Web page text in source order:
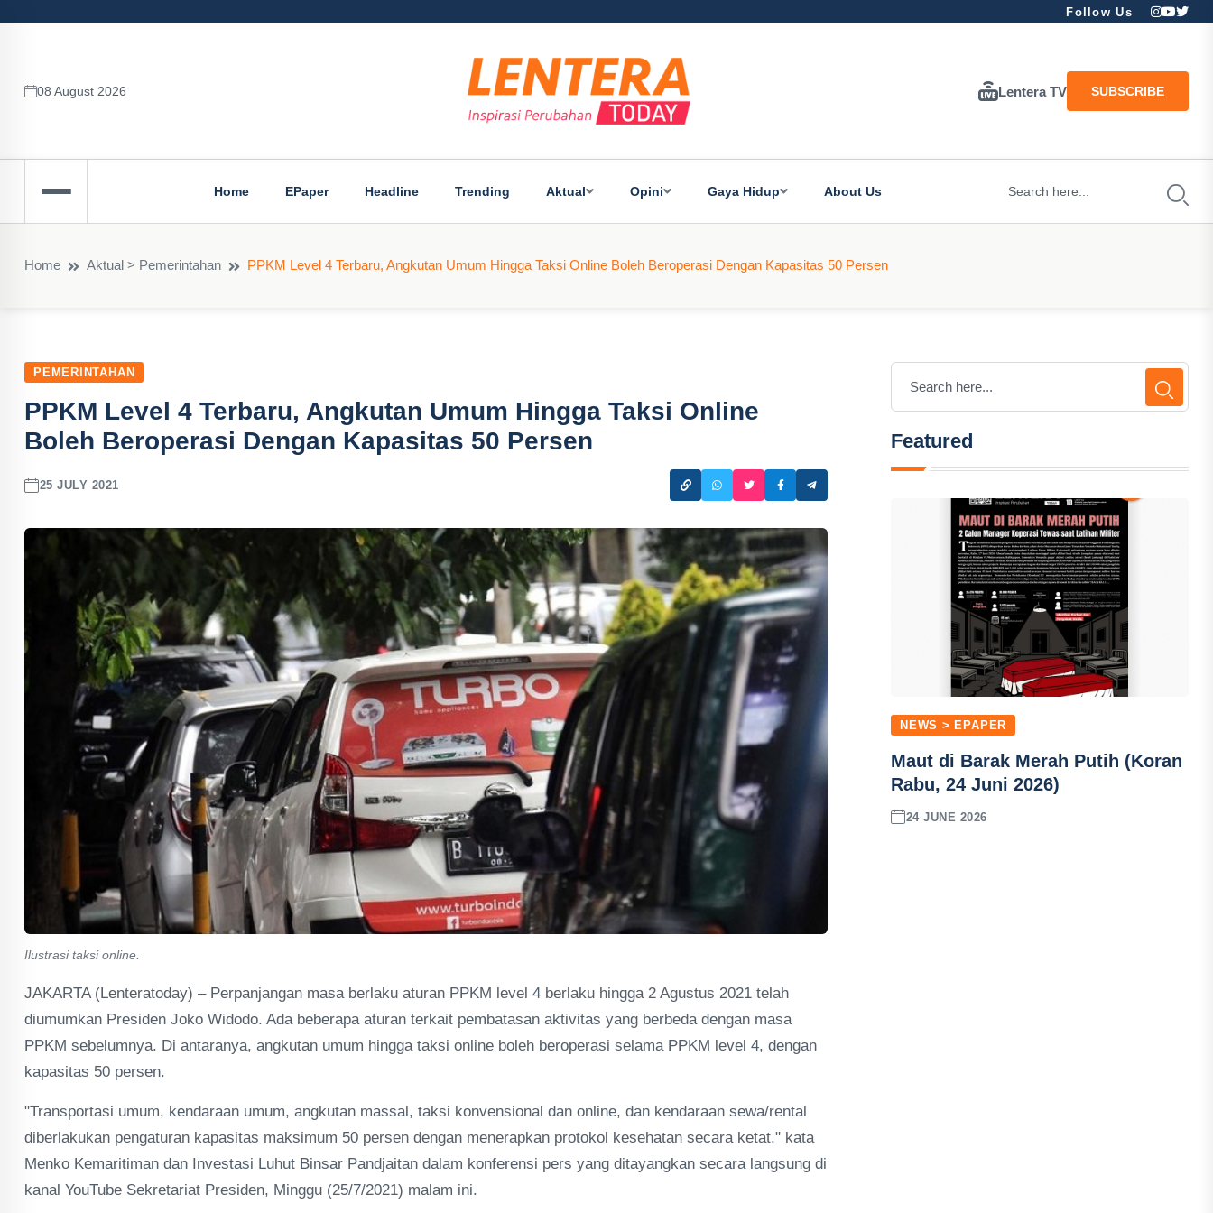
Follow Us
08 August 2026 Lentera TV SUBSCRIBE
Home EPaper Headline Trending Aktual Opini Gaya Hidup About Us
Home Aktual > Pemerintahan PPKM Level 4 Terbaru, Angkutan Umum Hingga Taksi Online Boleh Beroperasi Dengan Kapasitas 50 Persen
PEMERINTAHAN
PPKM Level 4 Terbaru, Angkutan Umum Hingga Taksi Online
Boleh Beroperasi Dengan Kapasitas 50 Persen
25 JULY 2021
Ilustrasi taksi online.
JAKARTA (Lenteratoday) – Perpanjangan masa berlaku aturan PPKM level 4 berlaku hingga 2 Agustus 2021 telah
diumumkan Presiden Joko Widodo. Ada beberapa aturan terkait pembatasan aktivitas yang berbeda dengan masa
PPKM sebelumnya. Di antaranya, angkutan umum hingga taksi online boleh beroperasi selama PPKM level 4, dengan
kapasitas 50 persen.
"Transportasi umum, kendaraan umum, angkutan massal, taksi konvensional dan online, dan kendaraan sewa/rental
diberlakukan pengaturan kapasitas maksimum 50 persen dengan menerapkan protokol kesehatan secara ketat," kata
Menko Kemaritiman dan Investasi Luhut Binsar Pandjaitan dalam konferensi pers yang ditayangkan secara langsung di
kanal YouTube Sekretariat Presiden, Minggu (25/7/2021) malam ini.
Featured
NEWS > EPAPER
Maut di Barak Merah Putih (Koran
Rabu, 24 Juni 2026)
24 JUNE 2026